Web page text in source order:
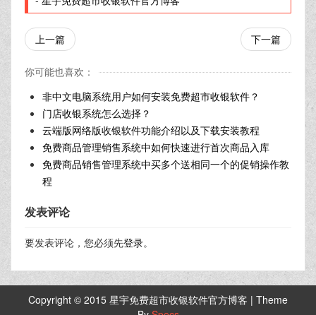
操作即可随时更换电脑使用。一般来说，上面几个步骤，基本
上都可以实现
后正常操作。
方的QQ，或者电话获得帮助。
离线收银
转载请注明来源：单机版收银软件更换电脑后如何操作？
星宇免费超市收银软件官方博客
上一篇
非中文电脑系统用户如何安装免费超市收银软件？
云端版网络版收银软件功能介绍以及下载安装教程
免费商品管理销售系统中如何快速进行首次商品入库